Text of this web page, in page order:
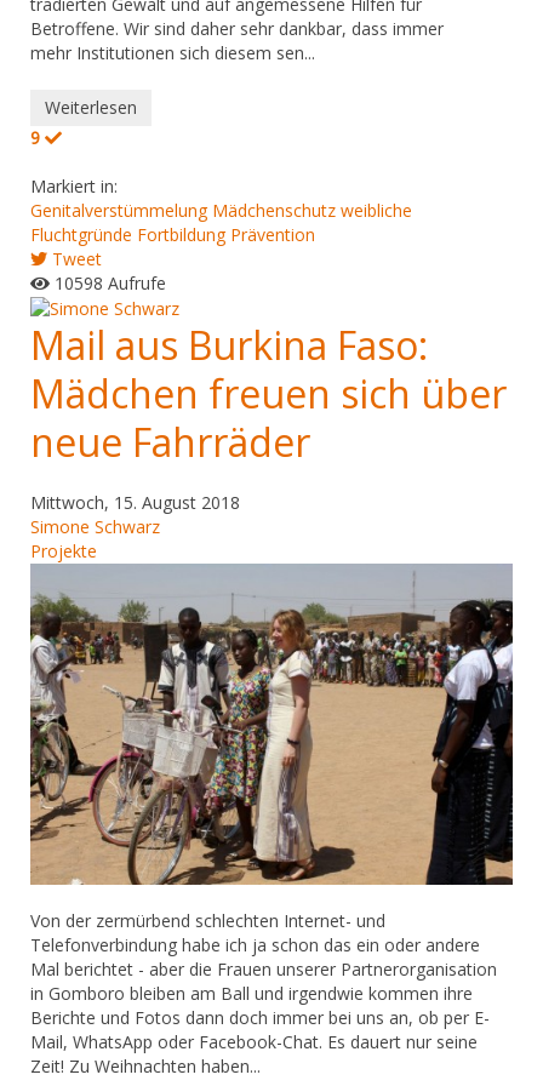
Betroffene. Wir sind daher sehr dankbar, dass immer
mehr Institutionen sich diesem sen...
Weiterlesen
9
Markiert in:
Genitalverstümmelung Mädchenschutz weibliche
Fluchtgründe Fortbildung Prävention
Tweet
10598 Aufrufe
Mail aus Burkina Faso:
Mädchen freuen sich über
neue Fahrräder
Mittwoch, 15. August 2018
Simone Schwarz
Projekte
Von der zermürbend schlechten Internet- und
Telefonverbindung habe ich ja schon das ein oder andere
Mal berichtet - aber die Frauen unserer Partnerorganisation
in Gomboro bleiben am Ball und irgendwie kommen ihre
Berichte und Fotos dann doch immer bei uns an, ob per E-
Mail, WhatsApp oder Facebook-Chat. Es dauert nur seine
Zeit! Zu Weihnachten haben...